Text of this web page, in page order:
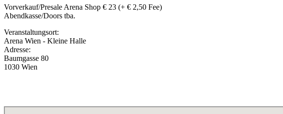
Vorverkauf/Presale Arena Shop € 23 (+ € 2,50 Fee)
Abendkasse/Doors tba.
Veranstaltungsort:
Arena Wien - Kleine Halle
Adresse:
Baumgasse 80
1030 Wien